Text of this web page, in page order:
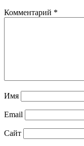
Комментарий *
Имя
Email
Сайт